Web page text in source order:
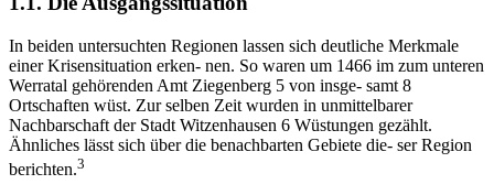
In beiden untersuchten Regionen lassen sich deutliche Merkmale
einer Krisensituation erken- nen. So waren um 1466 im zum unteren
Werratal gehörenden Amt Ziegenberg 5 von insge- samt 8
Ortschaften wüst. Zur selben Zeit wurden in unmittelbarer
Nachbarschaft der Stadt Witzenhausen 6 Wüstungen gezählt.
Ähnliches lässt sich über die benachbarten Gebiete die- ser Region
berichten.3